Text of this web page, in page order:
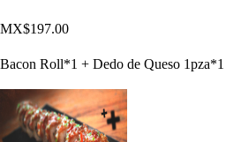
MX$197.00
Bacon Roll*1 + Dedo de Queso 1pza*1